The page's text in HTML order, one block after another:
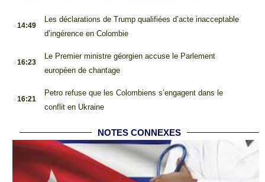
.14:49
Les déclarations de Trump qualifiées d’acte inacceptable
d’ingérence en Colombie
.16:23
Le Premier ministre géorgien accuse le Parlement
européen de chantage
.16:21
Petro refuse que les Colombiens s’engagent dans le
conflit en Ukraine
NOTES CONNEXES